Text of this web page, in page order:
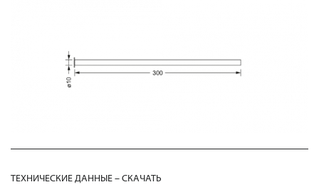
ТЕХНИЧЕСКИЕ ДАННЫЕ – СКАЧАТЬ